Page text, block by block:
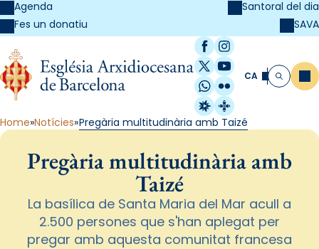
Agenda
Fes un donatiu
Santoral del dia
SAVA
Facebook
Instagram
X / Twitter
YouTube
WhatsApp
Flickr
Radio Estel
Catalunya
CA Cerca
Home Notícies Pregària multitudinària amb Taizé
Pregària multitudinària amb
Taizé
La basílica de Santa Maria del Mar acull a
2.500 persones que s'han aplegat per
pregar amb aquesta comunitat francesa